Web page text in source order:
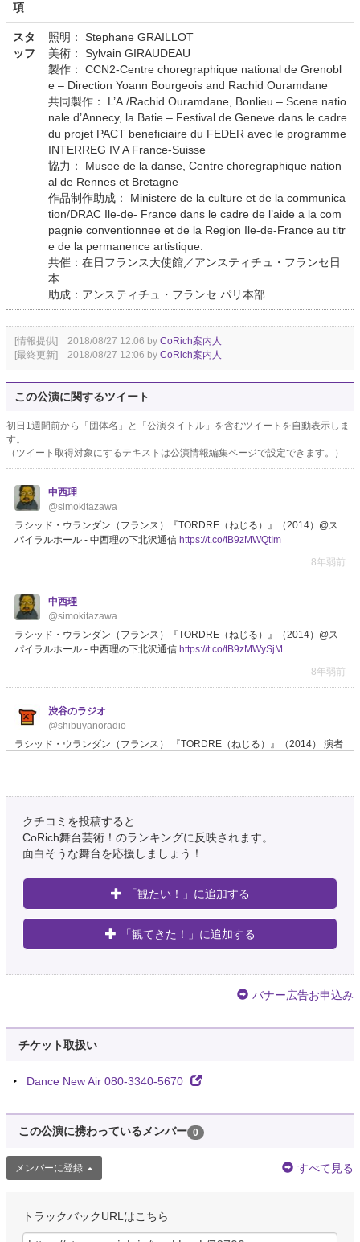
項
スタ
ッフ
照明： Stephane GRAILLOT
美術： Sylvain GIRAUDEAU
製作： CCN2-Centre choregraphique national de Grenobl
e – Direction Yoann Bourgeois and Rachid Ouramdane
共同製作： L’A./Rachid Ouramdane, Bonlieu – Scene natio
nale d’Annecy, la Batie – Festival de Geneve dans le cadre
du projet PACT beneficiaire du FEDER avec le programme
INTERREG IV A France-Suisse
協力： Musee de la danse, Centre choregraphique nation
al de Rennes et Bretagne
作品制作助成： Ministere de la culture et de la communica
tion/DRAC Ile-de- France dans le cadre de l’aide a la com
pagnie conventionnee et de la Region Ile-de-France au titr
e de la permanence artistique.
共催：在日フランス大使館／アンスティチュ・フランセ日
本
助成：アンスティチュ・フランセ パリ本部
[情報提供] 2018/08/27 12:06 by CoRich案内人
[最終更新] 2018/08/27 12:06 by CoRich案内人
この公演に関するツイート
初日1週間前から「団体名」と「公演タイトル」を含むツイートを自動表示しま
す。
（ツイート取得対象にするテキストは公演情報編集ページで設定できます。）
中西理
@simokitazawa
ラシッド・ウランダン（フランス）『TORDRE（ねじる）』（2014）@ス
パイラルホール - 中西理の下北沢通信 https://t.co/tB9zMWQtIm
8年弱前
中西理
@simokitazawa
ラシッド・ウランダン（フランス）『TORDRE（ねじる）』（2014）@ス
パイラルホール - 中西理の下北沢通信 https://t.co/tB9zMWySjM
8年弱前
渋谷のラジオ
@shibuyanoradio
ラシッド・ウランダン（フランス） 『TORDRE（ねじる）』（2014） 演者
8年弱前
ツイートをさらに表示
クチコミを投稿すると
CoRich舞台芸術！のランキングに反映されます。
面白そうな舞台を応援しましょう！
「観たい！」に追加する
「観てきた！」に追加する
バナー広告お申込み
チケット取扱い
Dance New Air 080-3340-5670
この公演に携わっているメンバー 0
メンバーに登録 すべて見る
トラックバックURLはこちら